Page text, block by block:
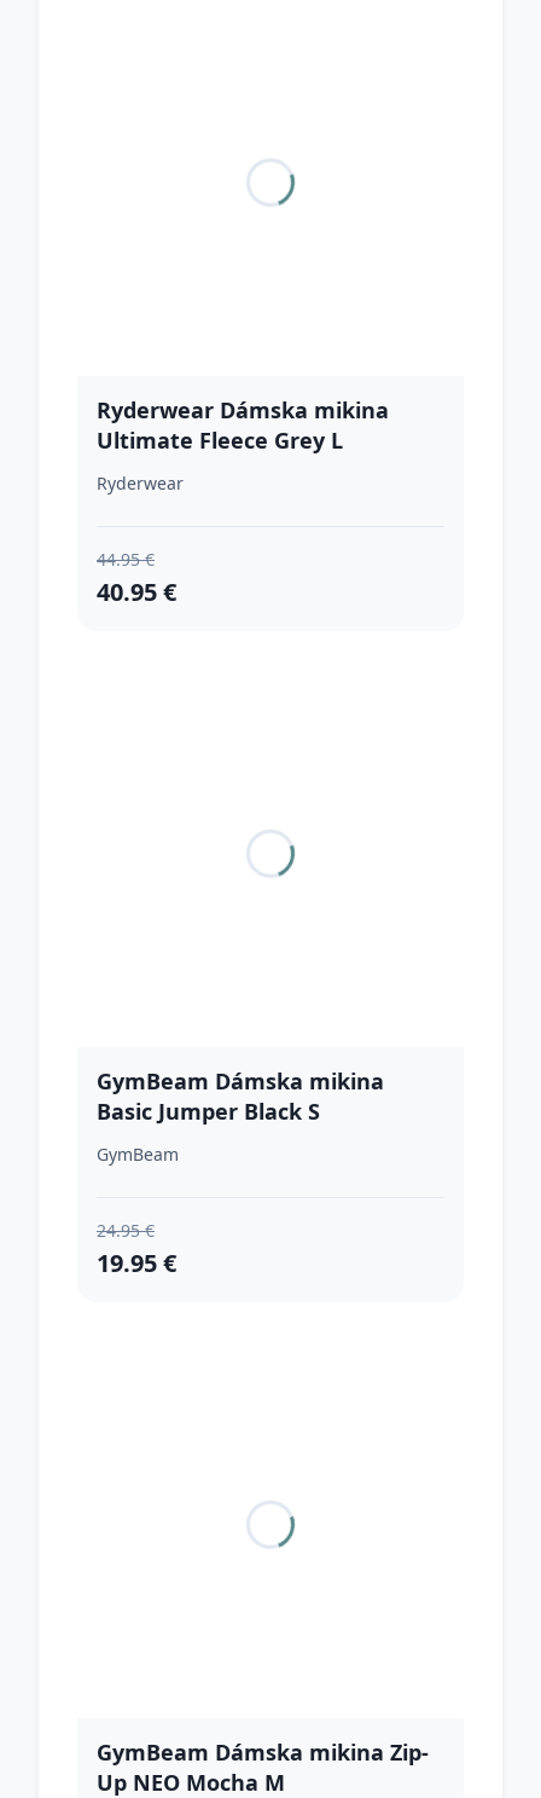
Ryderwear Dámska mikina
Ultimate Fleece Grey L
Ryderwear
44.95 €
40.95 €
GymBeam Dámska mikina
Basic Jumper Black S
GymBeam
24.95 €
19.95 €
GymBeam Dámska mikina Zip-
Up NEO Mocha M